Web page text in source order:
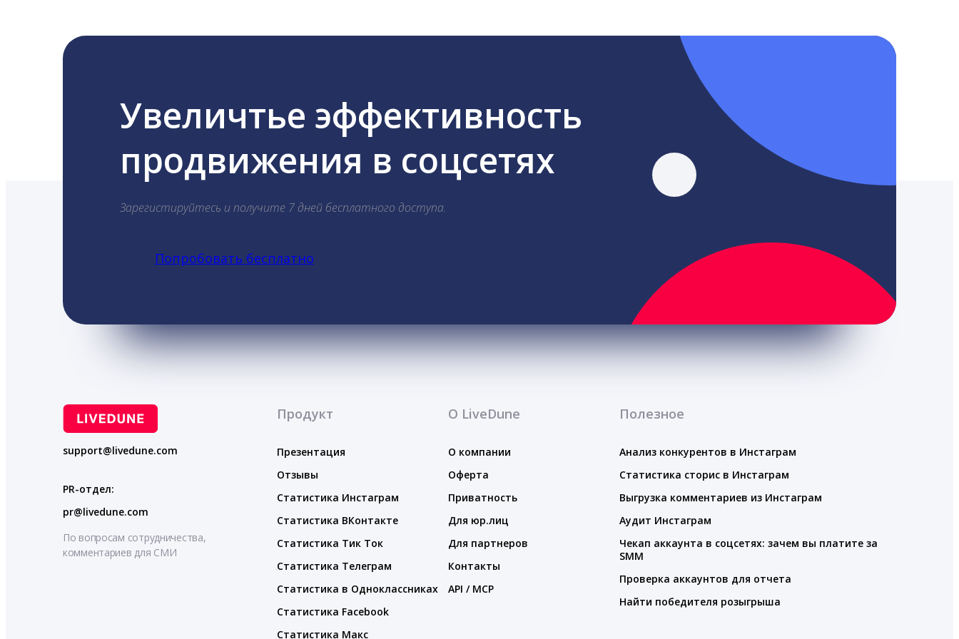
Увеличтье эффективность
продвижения в соцсетях
Зарегистируйтесь и получите 7 дней бесплатного доступа.
Попробовать бесплатно
support@livedune.com
PR-отдел:
pr@livedune.com
По вопросам сотрудничества,
комментариев для СМИ
Продукт
Презентация
Отзывы
Статистика Инстаграм
Статистика ВКонтакте
Статистика Тик Ток
Статистика Телеграм
Статистика в Одноклассниках
Статистика Facebook
Статистика Макс
О LiveDune
О компании
Оферта
Приватность
Для юр.лиц
Для партнеров
Контакты
API / MCP
Полезное
Анализ конкурентов в Инстаграм
Статистика сторис в Инстаграм
Выгрузка комментариев из Инстаграм
Аудит Инстаграм
Чекап аккаунта в соцсетях: зачем вы платите за
SMM
Проверка аккаунтов для отчета
Найти победителя розыгрыша